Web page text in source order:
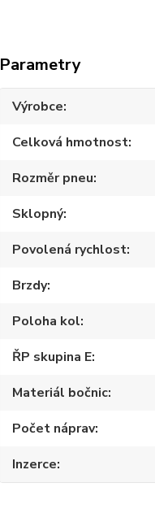
Parametry
Výrobce
Celková hmotnost
Rozměr pneu
Sklopný
Povolená rychlost
Brzdy
Poloha kol
ŘP skupina E
Materiál bočnic
Počet náprav
Inzerce